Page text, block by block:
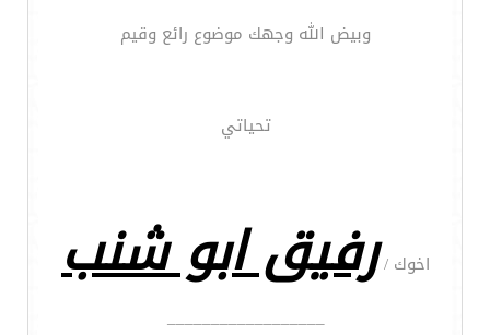
وبيض الله وجهك موضوع رائع وقيم
تحياتي
اخوك /رفيق ابو شنب
__________________